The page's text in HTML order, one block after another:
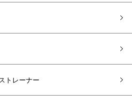
トレーナー